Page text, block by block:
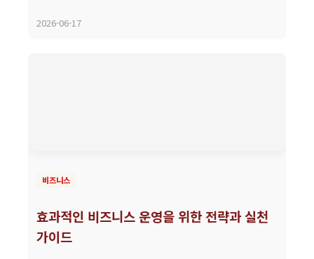
2026-06-17
비즈니스
효과적인 비즈니스 운영을 위한 전략과 실천
가이드